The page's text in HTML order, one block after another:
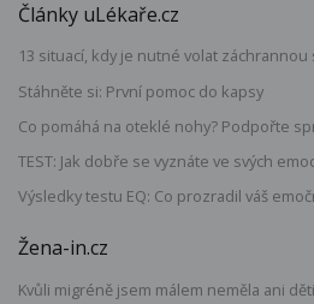
Články uLékaře.cz
13 situací, kdy je nutné volat záchrannou
Stáhněte si: První pomoc do kapsy
Co pomáhá na oteklé nohy? Podpořte
TEST: Jak dobře se vyznáte ve svých
Výsledky testu EQ: Co prozradil váš
Žena-in.cz
Kvůli migréně jsem málem neměla ani